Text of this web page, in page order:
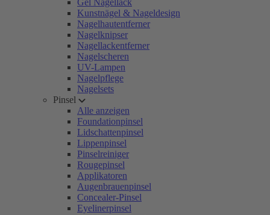
Gel Nagellack
Kunstnägel & Nageldesign
Nagelhautentferner
Nagelknipser
Nagellackentferner
Nagelscheren
UV-Lampen
Nagelpflege
Nagelsets
Pinsel
Alle anzeigen
Foundationpinsel
Lidschattenpinsel
Lippenpinsel
Pinselreiniger
Rougepinsel
Applikatoren
Augenbrauenpinsel
Concealer-Pinsel
Eyelinerpinsel